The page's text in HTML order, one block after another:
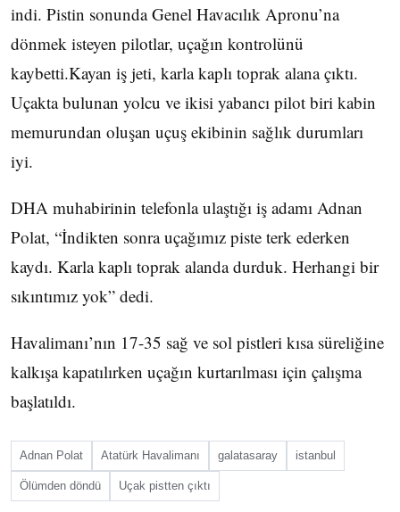
indi. Pistin sonunda Genel Havacılık Apronu’na
dönmek isteyen pilotlar, uçağın kontrolünü
kaybetti.Kayan iş jeti, karla kaplı toprak alana çıktı.
Uçakta bulunan yolcu ve ikisi yabancı pilot biri kabin
memurundan oluşan uçuş ekibinin sağlık durumları
iyi.
DHA muhabirinin telefonla ulaştığı iş adamı Adnan
Polat, “İndikten sonra uçağımız piste terk ederken
kaydı. Karla kaplı toprak alanda durduk. Herhangi bir
sıkıntımız yok” dedi.
Havalimanı’nın 17-35 sağ ve sol pistleri kısa süreliğine
kalkışa kapatılırken uçağın kurtarılması için çalışma
başlatıldı.
Adnan Polat Atatürk Havalimanı galatasaray istanbul
Ölümden döndü Uçak pistten çıktı